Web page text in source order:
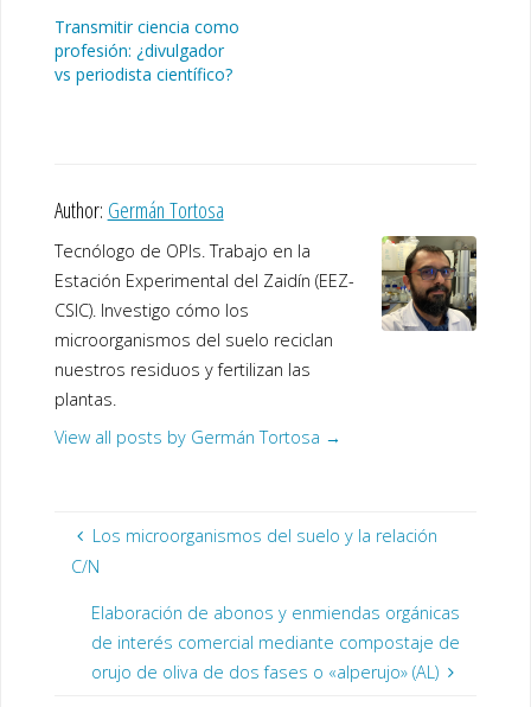
Transmitir ciencia como
profesión: ¿divulgador
vs periodista científico?
Author: Germán Tortosa
Tecnólogo de OPIs. Trabajo en la
Estación Experimental del Zaidín (EEZ-
CSIC). Investigo cómo los
microorganismos del suelo reciclan
nuestros residuos y fertilizan las
plantas.
View all posts by Germán Tortosa →
Los microorganismos del suelo y la relación
C/N
Elaboración de abonos y enmiendas orgánicas
de interés comercial mediante compostaje de
orujo de oliva de dos fases o «alperujo» (AL)